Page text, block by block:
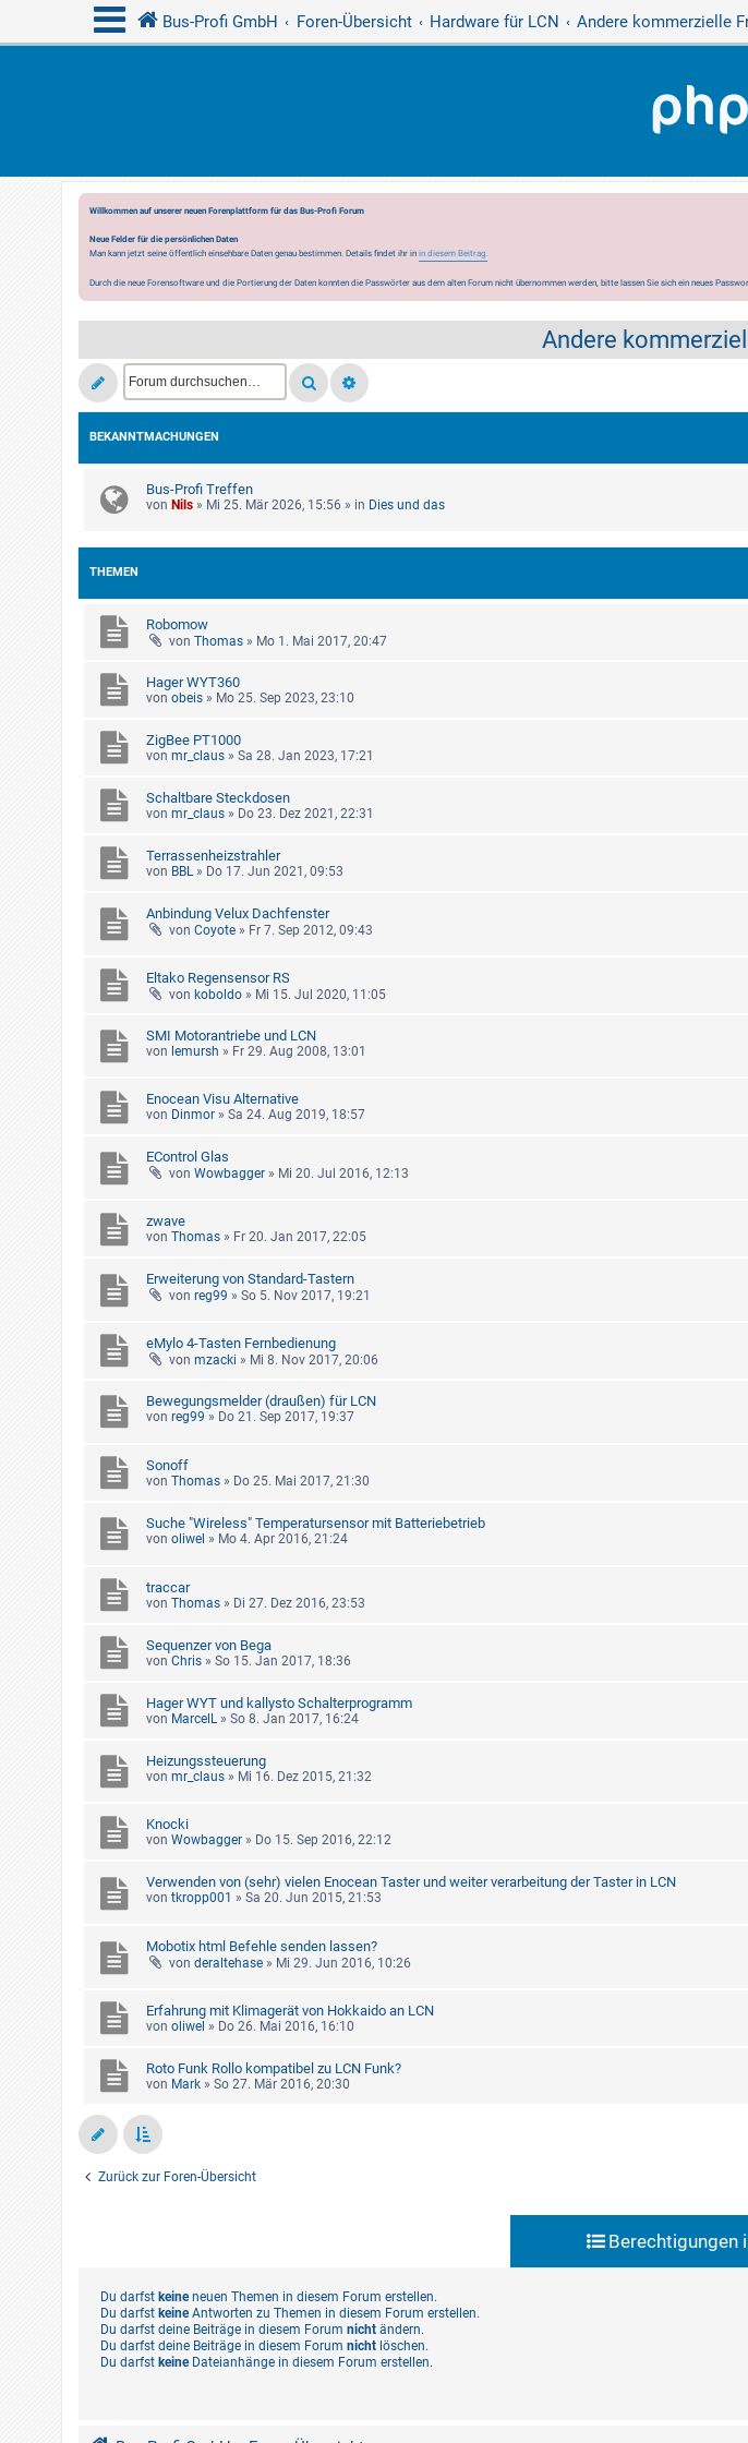
Bus-Profi GmbH Foren-Übersicht Hardware für LCN Andere kommerzielle
Willkommen auf unserer neuen Forenplattform für das Bus-Profi Forum
Neue Felder für die persönlichen Daten
Man kann jetzt seine öffentlich einsehbare Daten genau bestimmen. Details findet ihr in in diesem Beitrag.
Durch die neue Forensoftware und die Portierung der Daten konnten die Passwörter aus dem alten Forum nicht übernommen werden, bitte lassen Sie sich ein neues
Andere
BEKANNTMACHUNGEN
Bus-Profi Treffen
von Nils » Mi 25. Mär 2026, 15:56 » in Dies und das
THEMEN
Robomow
von Thomas » Mo 1. Mai 2017, 20:47
Hager WYT360
von obeis » Mo 25. Sep 2023, 23:10
ZigBee PT1000
von mr_claus » Sa 28. Jan 2023, 17:21
Schaltbare Steckdosen
von mr_claus » Do 23. Dez 2021, 22:31
Terrassenheizstrahler
von BBL » Do 17. Jun 2021, 09:53
Anbindung Velux Dachfenster
von Coyote » Fr 7. Sep 2012, 09:43
Eltako Regensensor RS
von koboldo » Mi 15. Jul 2020, 11:05
SMI Motorantriebe und LCN
von lemursh » Fr 29. Aug 2008, 13:01
Enocean Visu Alternative
von Dinmor » Sa 24. Aug 2019, 18:57
EControl Glas
von Wowbagger » Mi 20. Jul 2016, 12:13
zwave
von Thomas » Fr 20. Jan 2017, 22:05
Erweiterung von Standard-Tastern
von reg99 » So 5. Nov 2017, 19:21
eMylo 4-Tasten Fernbedienung
von mzacki » Mi 8. Nov 2017, 20:06
Bewegungsmelder (draußen) für LCN
von reg99 » Do 21. Sep 2017, 19:37
Sonoff
von Thomas » Do 25. Mai 2017, 21:30
Suche "Wireless" Temperatursensor mit Batteriebetrieb
von oliwel » Mo 4. Apr 2016, 21:24
traccar
von Thomas » Di 27. Dez 2016, 23:53
Sequenzer von Bega
von Chris » So 15. Jan 2017, 18:36
Hager WYT und kallysto Schalterprogramm
von MarcelL » So 8. Jan 2017, 16:24
Heizungssteuerung
von mr_claus » Mi 16. Dez 2015, 21:32
Knocki
von Wowbagger » Do 15. Sep 2016, 22:12
Verwenden von (sehr) vielen Enocean Taster und weiter verarbeitung der Taster in LCN
von tkropp001 » Sa 20. Jun 2015, 21:53
Mobotix html Befehle senden lassen?
von deraltehase » Mi 29. Jun 2016, 10:26
Erfahrung mit Klimagerät von Hokkaido an LCN
von oliwel » Do 26. Mai 2016, 16:10
Roto Funk Rollo kompatibel zu LCN Funk?
von Mark » So 27. Mär 2016, 20:30
Zurück zur Foren-Übersicht
Berechtigungen
Du darfst keineneuen Themen in diesem Forum erstellen.
Du darfst keineAntworten zu Themen in diesem Forum erstellen.
Du darfst deine Beiträge in diesem Forum nicht ändern.
Du darfst deine Beiträge in diesem Forum nicht löschen.
Du darfst keineDateianhänge in diesem Forum erstellen.